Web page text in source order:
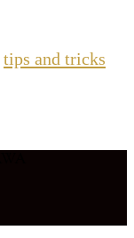
tips and tricks